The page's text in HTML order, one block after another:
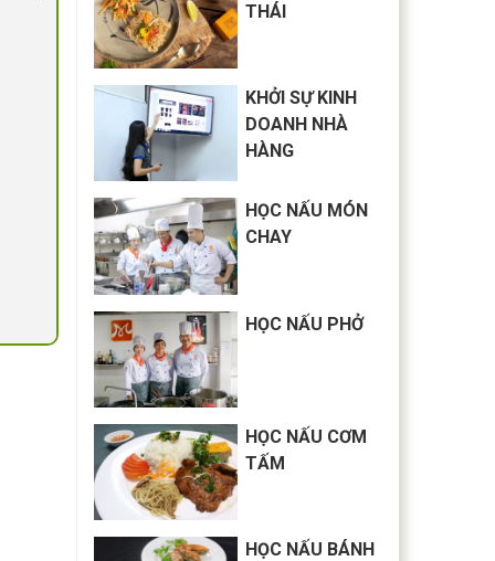
THÁI
KHỞI SỰ KINH
DOANH NHÀ
HÀNG
HỌC NẤU MÓN
CHAY
HỌC NẤU PHỞ
HỌC NẤU CƠM
TẤM
HỌC NẤU BÁNH